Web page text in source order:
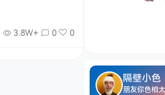
3.8W+ 0 0
隔壁小色
朋友你色相